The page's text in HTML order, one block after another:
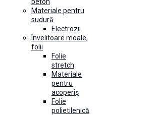
Materiale pentru
sudură
Electrozii
Învelitoare moale,
folii
Folie
stretch
Materiale
pentru
acoperiș
Folie
polietilenică